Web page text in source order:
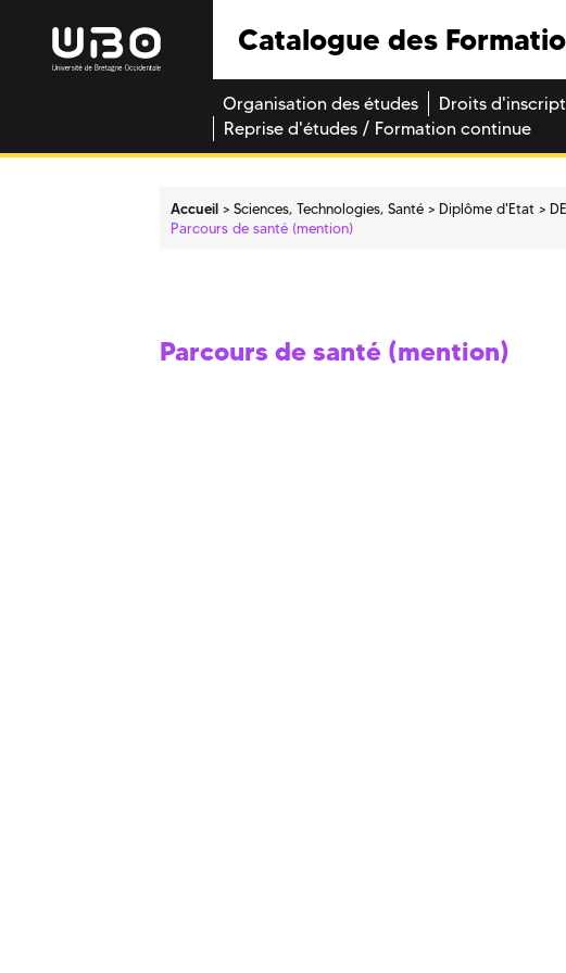
Catalogue des
Organisation des études Droits
Reprise d'études / Formation continue
Accueil Sciences, Technologies, Santé Diplôme d'Etat
Parcours de santé (mention)
Parcours de santé (mention)